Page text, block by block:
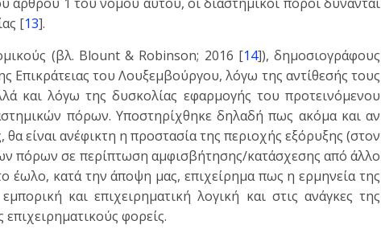
[13].
(βλ. Blount & Robinson; 2016 [14]), δημοσιογράφους
Επικράτειας του Λουξεμβούργου, λόγω της αντίθεσής τους
και λόγω της δυσκολίας εφαρμογής του προτεινόμενου
πόρων. Υποστηρίχθηκε δηλαδή πως ακόμα και αν
είναι ανέφικτη η προστασία της περιοχής εξόρυξης (στον
πόρων σε περίπτωση αμφισβήτησης/κατάσχεσης από άλλο
έωλο, κατά την άποψη μας, επιχείρημα πως η ερμηνεία της
και επιχειρηματική λογική και στις ανάγκες της
φορείς.